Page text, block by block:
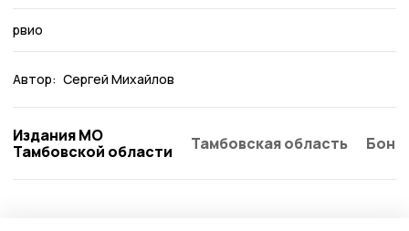
рвио
Автор: Сергей Михайлов
Издания МО
Тамбовской области
Тамбовская область